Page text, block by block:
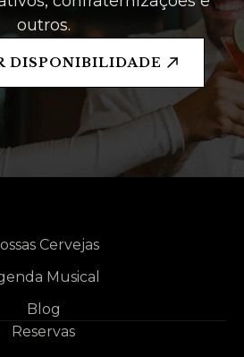
outros.
DISPONIBILIDADE
Cervejas
Musical
Blog
Reservas